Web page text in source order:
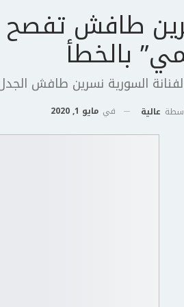
طافش تفصح
بالخطأ
السورية نسرين طافش
عالية في مايو 1, 2020